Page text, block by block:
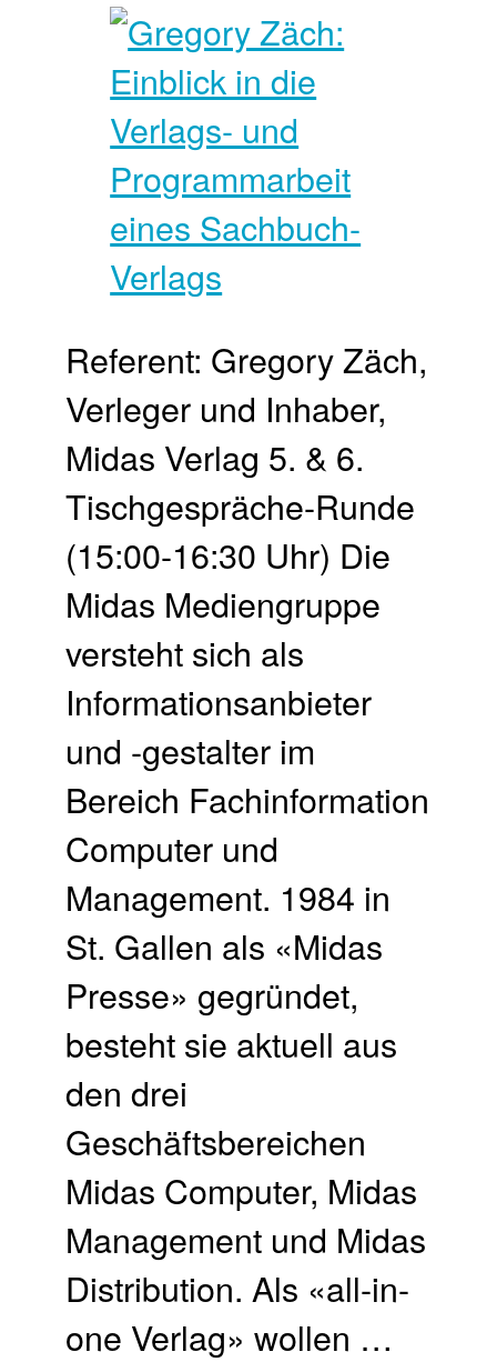
Referent: Gregory Zäch,
Verleger und Inhaber,
Midas Verlag 5. & 6.
Tischgespräche-Runde
(15:00-16:30 Uhr) Die
Midas Mediengruppe
versteht sich als
Informationsanbieter
und -gestalter im
Bereich Fachinformation
Computer und
Management. 1984 in
St. Gallen als «Midas
Presse» gegründet,
besteht sie aktuell aus
den drei
Geschäftsbereichen
Midas Computer, Midas
Management und Midas
Distribution. Als «all-in-
one Verlag» wollen …